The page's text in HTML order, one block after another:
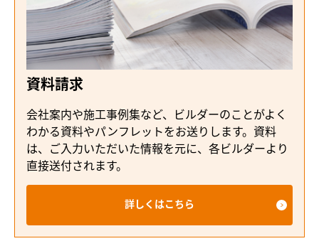
資料請求
会社案内や施工事例集など、ビルダーのことがよく
わかる資料やパンフレットをお送りします。資料
は、ご入力いただいた情報を元に、各ビルダーより
直接送付されます。
詳しくはこちら